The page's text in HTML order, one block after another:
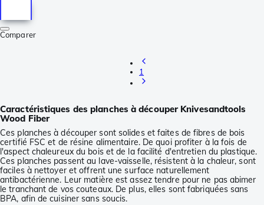
Comparer
1
Caractéristiques des planches à découper Knivesandtools
Wood Fiber
Ces planches à découper sont solides et faites de fibres de bois
certifié FSC et de résine alimentaire. De quoi profiter à la fois de
l'aspect chaleureux du bois et de la facilité d'entretien du plastique.
Ces planches passent au lave-vaisselle, résistent à la chaleur, sont
faciles à nettoyer et offrent une surface naturellement
antibactérienne. Leur matière est assez tendre pour ne pas abimer
le tranchant de vos couteaux. De plus, elles sont fabriquées sans
BPA, afin de cuisiner sans soucis.